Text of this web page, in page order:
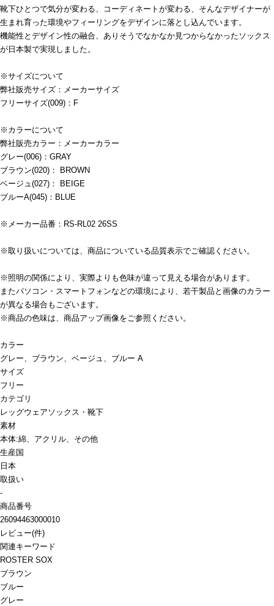
靴下ひとつで気分が変わる、コーディネートが変わる、そんなデザイナーが
生まれ育った環境やフィーリングをデザインに落とし込んでいます。
機能性とデザイン性の融合、ありそうでなかなか見つからなかったソックス
が日本製で実現しました。
※サイズについて
弊社販売サイズ：メーカーサイズ
フリーサイズ(009)：F
※カラーについて
弊社販売カラー：メーカーカラー
グレー(006)：GRAY
ブラウン(020)： BROWN
ベージュ(027)： BEIGE
ブルーA(045)：BLUE
※メーカー品番：RS-RL02 26SS
※取り扱いについては、商品についている品質表示でご確認ください。
※照明の関係により、実際よりも色味が違って見える場合があります。
またパソコン・スマートフォンなどの環境により、若干製品と画像のカラー
が異なる場合もございます。
※商品の色味は、商品アップ画像をご参照ください。
カラー
グレー、ブラウン、ベージュ、ブルー A
サイズ
フリー
カテゴリ
レッグウェア ソックス・靴下
素材
本体:綿、アクリル、その他
生産国
日本
取扱い
-
商品番号
26094463000010
レビュー(件)
関連キーワード
ROSTER SOX
ブラウン
ブルー
グレー